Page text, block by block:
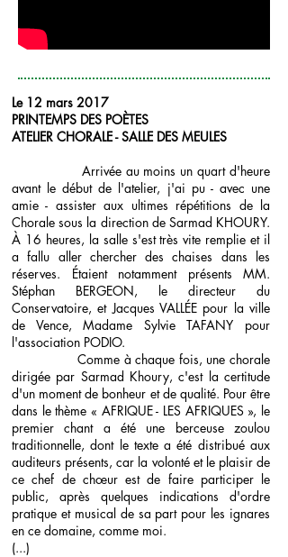
Le 12 mars 2017
PRINTEMPS DES POÈTES
ATELIER CHORALE - SALLE DES MEULES
Arrivée au moins un quart d'heure
avant le début de l'atelier, j'ai pu - avec une
amie - assister aux ultimes répétitions de la
Chorale sous la direction de Sarmad KHOURY.
À 16 heures, la salle s'est très vite remplie et il
a fallu aller chercher des chaises dans les
réserves. Étaient notamment présents MM.
Stéphan BERGEON, le directeur du
Conservatoire, et Jacques VALLÉE pour la ville
de Vence, Madame Sylvie TAFANY pour
l'association PODIO.
Comme à chaque fois, une chorale
dirigée par Sarmad Khoury, c'est la certitude
d'un moment de bonheur et de qualité. Pour être
dans le thème « AFRIQUE - LES AFRIQUES », le
premier chant a été une berceuse zoulou
traditionnelle, dont le texte a été distribué aux
auditeurs présents, car la volonté et le plaisir de
ce chef de chœur est de faire participer le
public, après quelques indications d'ordre
pratique et musical de sa part pour les ignares
en ce domaine, comme moi.
(...)